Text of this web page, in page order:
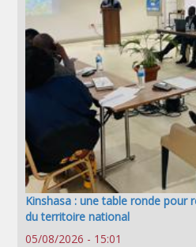
Kinshasa : une table ronde pour
du territoire national
05/08/2026 - 15:01